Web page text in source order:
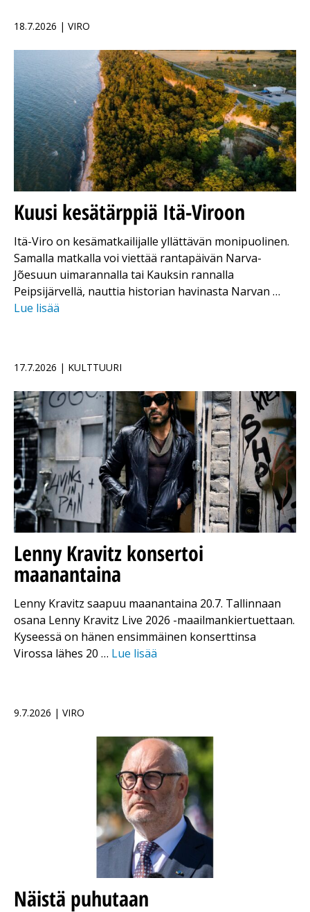
18.7.2026 | VIRO
Kuusi kesätärppiä Itä-Viroon
Itä-Viro on kesämatkailijalle yllättävän monipuolinen.
Samalla matkalla voi viettää rantapäivän Narva-
Jõesuun uimarannalla tai Kauksin rannalla
Peipsijärvellä, nauttia historian havinasta Narvan …
Lue lisää
17.7.2026 | KULTTUURI
Lenny Kravitz konsertoi
maanantaina
Lenny Kravitz saapuu maanantaina 20.7. Tallinnaan
osana Lenny Kravitz Live 2026 -maailmankiertuettaan.
Kyseessä on hänen ensimmäinen konserttinsa
Virossa lähes 20 … Lue lisää
9.7.2026 | VIRO
Näistä puhutaan